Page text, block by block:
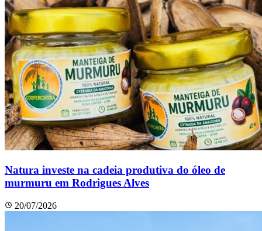
Natura investe na cadeia produtiva do óleo de
murmuru em Rodrigues Alves
20/07/2026